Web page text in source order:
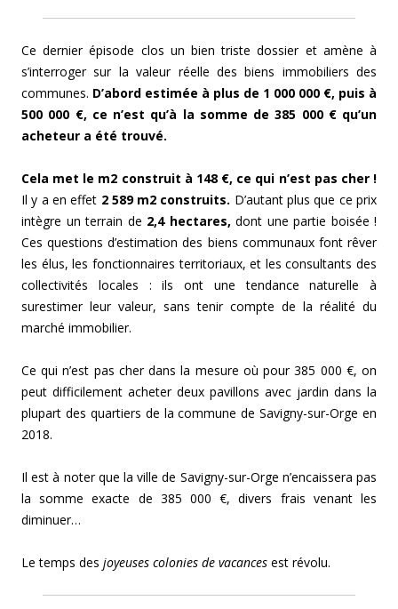
Ce dernier épisode clos un bien triste dossier et amène à
s’interroger sur la valeur réelle des biens immobiliers des
communes. D’abord estimée à plus de 1 000 000 €, puis à
500 000 €, ce n’est qu’à la somme de 385 000 € qu’un
acheteur a été trouvé.
Cela met le m2 construit à 148 €, ce qui n’est pas cher !
Il y a en effet 2 589 m2 construits. D’autant plus que ce prix
intègre un terrain de 2,4 hectares, dont une partie boisée !
Ces questions d’estimation des biens communaux font rêver
les élus, les fonctionnaires territoriaux, et les consultants des
collectivités locales : ils ont une tendance naturelle à
surestimer leur valeur, sans tenir compte de la réalité du
marché immobilier.
Ce qui n’est pas cher dans la mesure où pour 385 000 €, on
peut difficilement acheter deux pavillons avec jardin dans la
plupart des quartiers de la commune de Savigny-sur-Orge en
2018.
Il est à noter que la ville de Savigny-sur-Orge n’encaissera pas
la somme exacte de 385 000 €, divers frais venant les
diminuer…
Le temps des joyeuses colonies de vacances est révolu.